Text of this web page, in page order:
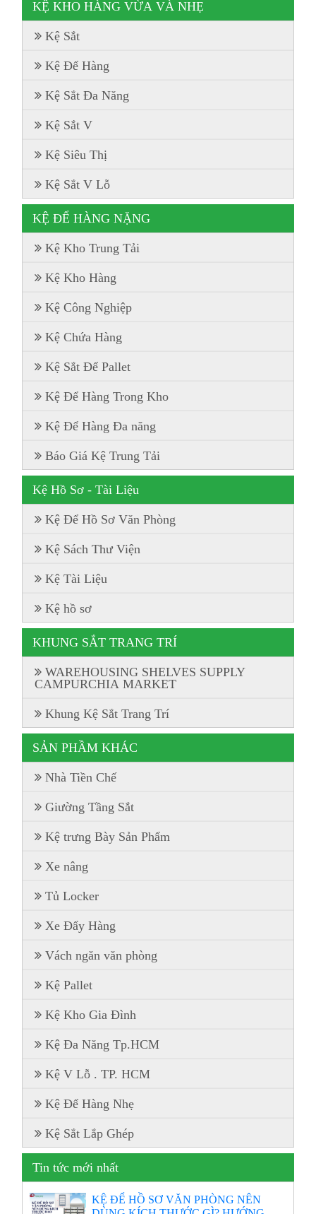
KỆ KHO HÀNG VỪA VÀ NHẸ
Kệ Sắt
Kệ Để Hàng
Kệ Sắt Đa Năng
Kệ Sắt V
Kệ Siêu Thị
Kệ Sắt V Lỗ
KỆ ĐỂ HÀNG NẶNG
Kệ Kho Trung Tải
Kệ Kho Hàng
Kệ Công Nghiệp
Kệ Chứa Hàng
Kệ Sắt Để Pallet
Kệ Để Hàng Trong Kho
Kệ Để Hàng Đa năng
Báo Giá Kệ Trung Tải
Kệ Hồ Sơ - Tài Liệu
Kệ Để Hồ Sơ Văn Phòng
Kệ Sách Thư Viện
Kệ Tài Liệu
Kệ hồ sơ
KHUNG SẮT TRANG TRÍ
WAREHOUSING SHELVES SUPPLY
CAMPURCHIA MARKET
Khung Kệ Sắt Trang Trí
SẢN PHẦM KHÁC
Nhà Tiền Chế
Giường Tầng Sắt
Kệ trưng Bày Sản Phẩm
Xe nâng
Tủ Locker
Xe Đẩy Hàng
Vách ngăn văn phòng
Kệ Pallet
Kệ Kho Gia Đình
Kệ Đa Năng Tp.HCM
Kệ V Lỗ . TP. HCM
Kệ Để Hàng Nhẹ
Kệ Sắt Lắp Ghép
Tin tức mới nhất
KỆ ĐỂ HỒ SƠ VĂN PHÒNG NÊN